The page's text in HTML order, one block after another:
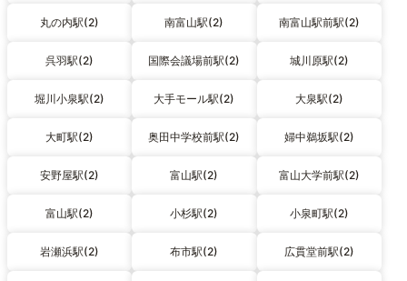
丸の内駅(2) 南富山駅(2) 南富山駅前駅(2)
呉羽駅(2) 国際会議場前駅(2) 城川原駅(2)
堀川小泉駅(2) 大手モール駅(2) 大泉駅(2)
大町駅(2) 奥田中学校前駅(2) 婦中鵜坂駅(2)
安野屋駅(2) 富山駅(2) 富山大学前駅(2)
富山駅(2) 小杉駅(2) 小泉町駅(2)
岩瀬浜駅(2) 布市駅(2) 広貫堂前駅(2)